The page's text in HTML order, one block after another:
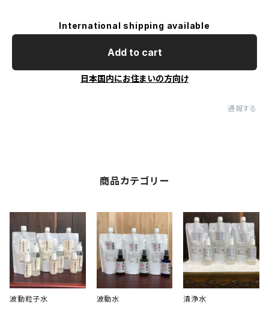
International shipping available
Add to cart
日本国内にお住まいの方向け
通報する
商品カテゴリー
波動粒子水 波動水 清浄水